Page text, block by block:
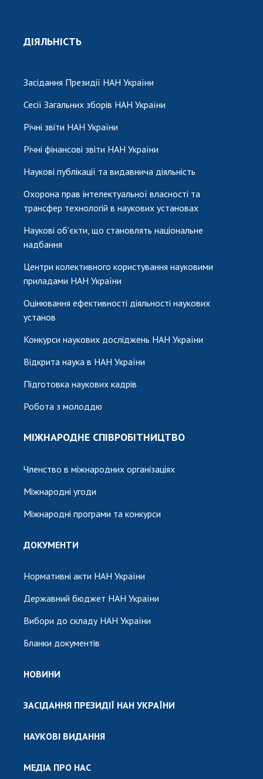
ДІЯЛЬНІСТЬ
Засідання Президії НАН України
Сесії Загальних зборів НАН України
Річні звіти НАН України
Річні фінансові звіти НАН України
Наукові публікації та видавнича діяльність
Охорона прав інтелектуальної власності та
трансфер технологій в наукових установах
Наукові об'єкти, що становлять національне
надбання
Центри колективного користування науковими
приладами НАН України
Оцінювання ефективності діяльності наукових
установ
Конкурси наукових досліджень НАН України
Відкрита наука в НАН України
Підготовка наукових кадрів
Робота з молоддю
МІЖНАРОДНЕ СПІВРОБІТНИЦТВО
Членство в міжнародних організаціях
Міжнародні угоди
Міжнародні програми та конкурси
ДОКУМЕНТИ
Нормативні акти НАН України
Державний бюджет НАН України
Вибори до складу НАН України
Бланки документів
НОВИНИ
ЗАСІДАННЯ ПРЕЗИДІЇ НАН УКРАЇНИ
НАУКОВІ ВИДАННЯ
МЕДІА ПРО НАС